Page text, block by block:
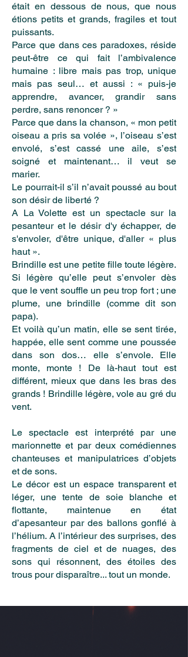
était en dessous de nous, que nous
étions petits et grands, fragiles et tout
puissants.
Parce que dans ces paradoxes, réside
peut-être ce qui fait l’ambivalence
humaine : libre mais pas trop, unique
mais pas seul… et aussi : « puis-je
apprendre, avancer, grandir sans
perdre, sans renoncer ? »
Parce que dans la chanson, « mon petit
oiseau a pris sa volée », l’oiseau s’est
envolé, s’est cassé une aile, s’est
soigné et maintenant… il veut se
marier.
Le pourrait-il s’il n’avait poussé au bout
son désir de liberté ?
A La Volette est un spectacle sur la
pesanteur et le désir d'y échapper, de
s'envoler, d'être unique, d'aller « plus
haut ».
Brindille est une petite fille toute légère.
Si légère qu’elle peut s’envoler dès
que le vent souffle un peu trop fort ; une
plume, une brindille (comme dit son
papa).
Et voilà qu’un matin, elle se sent tirée,
happée, elle sent comme une poussée
dans son dos… elle s’envole. Elle
monte, monte ! De là-haut tout est
différent, mieux que dans les bras des
grands ! Brindille légère, vole au gré du
vent.
Le spectacle est interprété par une
marionnette et par deux comédiennes
chanteuses et manipulatrices d’objets
et de sons.
Le décor est un espace transparent et
léger, une tente de soie blanche et
flottante, maintenue en état
d’apesanteur par des ballons gonflé à
l’hélium. A l’intérieur des surprises, des
fragments de ciel et de nuages, des
sons qui résonnent, des étoiles des
trous pour disparaître... tout un monde.